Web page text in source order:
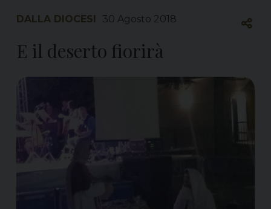
DALLA DIOCESI 30 Agosto 2018
E il deserto fiorirà